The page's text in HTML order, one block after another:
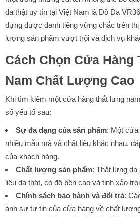
da thật uy tín tại Việt Nam là Đồ Da
dựng được danh tiếng vững chắc trên
lượng sản phẩm vượt trội và dịch vụ
Cách Chọn Cửa Hàng
Nam Chất Lượng Cao
Khi tìm kiếm một cửa hàng thắt lưng
số yếu tố sau:
Sự đa dạng của sản phẩm: Một cửa
nhiều mẫu mã và chất liệu khác nhau,
của khách hàng.
Chất lượng sản phẩm: Thắt lưng
liệu da thật, có độ bền cao và tinh xảo
Chính sách bảo hành và đổi trả:
ánh sự tự tin của cửa hàng về chất